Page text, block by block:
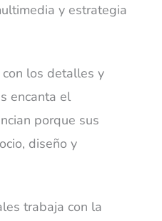
y estrategia
los detalles y
encanta el
porque sus
diseño y
trabaja con la